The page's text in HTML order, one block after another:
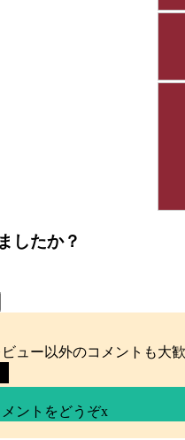
したか？
ビュー以外のコメントも大
メントをどうぞx